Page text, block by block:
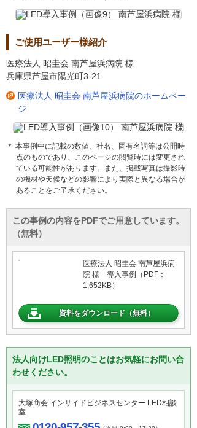
ご使用ユーザー様紹介
医療法人 昭圭会 南芦屋浜病院 様
兵庫県芦屋市陽光町3-21
医療法人 昭圭会 南芦屋浜病院のホームペー
ジ
＊ 本事例中に記載の数値、社名、固有名詞等は公開時
点のものであり、このページの閲覧時には変更され
ている可能性があります。また、掲載写真は撮影時
の機材や天候などの影響により実際と異なる場合が
あることをご了承ください。
この事例の内容をPDFでご用意しています。
（無料）
医療法人 昭圭会 南芦屋浜病
院 様 導入事例（PDF：
1,652KB）
資料をダウンロード（無料）
法人向けLED照明のことはお気軽にお問い合
わせください。
大塚商会 インサイドビジネスセンター LED相談
室